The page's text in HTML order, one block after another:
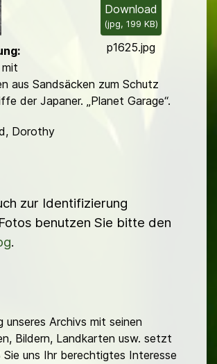
Download
(jpg, 199 KB)
p1625.jpg
mit
aus Sandsäcken zum Schutz
der Japaner. „Planet Garage“.
Dorothy
zur Identifizierung
benutzen Sie bitte den
.
unseres Archivs mit seinen
Bildern, Landkarten usw. setzt
Sie uns Ihr berechtigtes Interesse